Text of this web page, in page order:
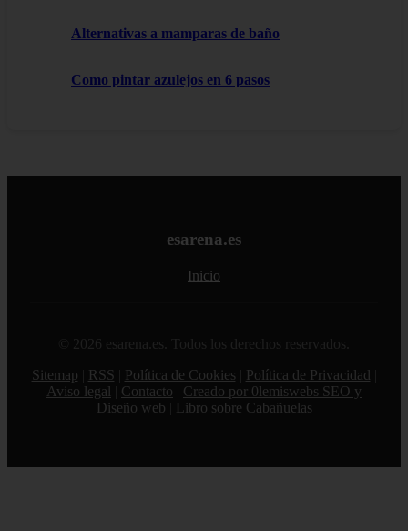
Alternativas a mamparas de baño
Como pintar azulejos en 6 pasos
esarena.es
Inicio
© 2026 esarena.es. Todos los derechos reservados.
Sitemap
RSS Política de Cookies Política de Privacidad
Aviso legal
Contacto
Creado por 0lemiswebs SEO y
Diseño web
Libro sobre Cabañuelas